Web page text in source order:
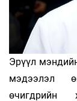
Эрүүл
мэдээлэл
өчигдрийн